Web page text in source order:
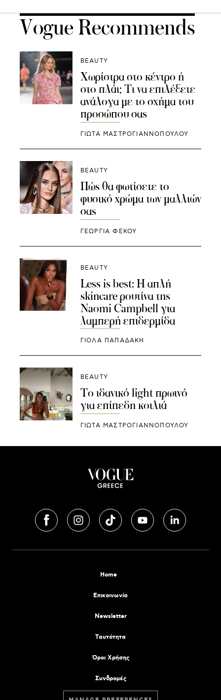
Vogue Recommends
BEAUTY
Χωρίστρα στο κέντρο ή
στο πλάι; Τι να επιλέξετε
ανάλογα με το σχήμα του
προσώπου σας
ΓΙΩΤΑ ΜΑΣΤΡΟΓΙΑΝΝΟΠΟΥΛΟΥ
BEAUTY
Πώς θα φωτίσετε το
φυσικό χρώμα των μαλλιών
σας
ΓΕΩΡΓΙΑ ΦΕΚΟΥ
BEAUTY
Less is best: Η απλή
skincare ρουτίνα της
Naomi Campbell για
λαμπερή επιδερμίδα
ΓΙΌΛΑ ΠΑΠΑΔΆΚΗ
BEAUTY
Το ιδανικό light πρωινό
για επίπεδη κοιλιά
ΓΙΩΤΑ ΜΑΣΤΡΟΓΙΑΝΝΟΠΟΥΛΟΥ
Home
Επικοινωνία
Newsletter
Tαυτότητα
Όροι Χρήσης
Συνδρομές